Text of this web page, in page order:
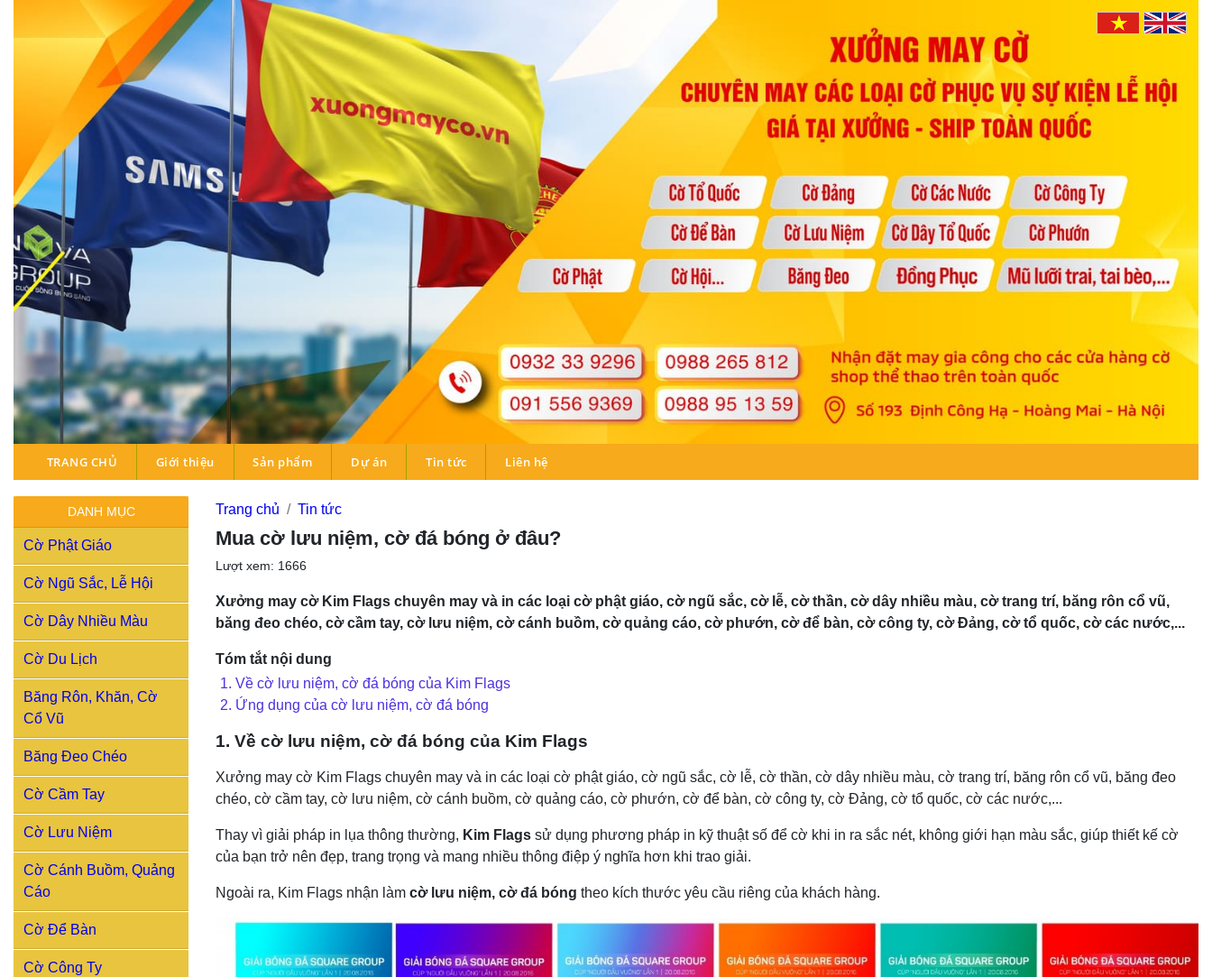
TRANG CHỦ Giới thiệu Sản phẩm Dự án Tin tức Liên hệ
DANH MỤC
Cờ Phật Giáo
Cờ Ngũ Sắc, Lễ Hội
Cờ Dây Nhiều Màu
Cờ Du Lịch
Băng Rôn, Khăn, Cờ
Cổ Vũ
Băng Đeo Chéo
Cờ Cầm Tay
Cờ Lưu Niệm
Cờ Cánh Buồm, Quảng
Cáo
Cờ Để Bàn
Cờ Công Ty
Trang chủ Tin tức
Mua cờ lưu niệm, cờ đá bóng ở đâu?
Lượt xem: 1666
Xưởng may cờ Kim Flags chuyên may và in các loại cờ phật giáo, cờ ngũ sắc, cờ lễ, cờ thần, cờ dây nhiều màu, cờ trang trí, băng rôn cổ vũ,
băng đeo chéo, cờ cầm tay, cờ lưu niệm, cờ cánh buồm, cờ quảng cáo, cờ phướn, cờ để bàn, cờ công ty, cờ Đảng, cờ tổ quốc, cờ các nước,...
Tóm tắt nội dung
1. Về cờ lưu niệm, cờ đá bóng của Kim Flags
2. Ứng dụng của cờ lưu niệm, cờ đá bóng
1. Về cờ lưu niệm, cờ đá bóng của Kim Flags
Xưởng may cờ Kim Flags chuyên may và in các loại cờ phật giáo, cờ ngũ sắc, cờ lễ, cờ thần, cờ dây nhiều màu, cờ trang trí, băng rôn cổ vũ, băng đeo
chéo, cờ cầm tay, cờ lưu niệm, cờ cánh buồm, cờ quảng cáo, cờ phướn, cờ để bàn, cờ công ty, cờ Đảng, cờ tổ quốc, cờ các nước,...
Thay vì giải pháp in lụa thông thường, Kim Flags sử dụng phương pháp in kỹ thuật số để cờ khi in ra sắc nét, không giới hạn màu sắc, giúp thiết kế cờ
của bạn trở nên đẹp, trang trọng và mang nhiều thông điệp ý nghĩa hơn khi trao giải.
Ngoài ra, Kim Flags nhận làm cờ lưu niệm, cờ đá bóng theo kích thước yêu cầu riêng của khách hàng.